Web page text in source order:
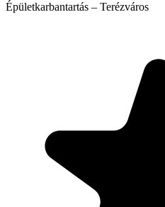
Épületkarbantartás – Terézváros